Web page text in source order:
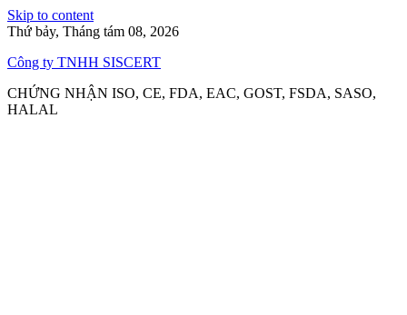
Skip to content
Thứ bảy, Tháng tám 08, 2026
Công ty TNHH SISCERT
CHỨNG NHẬN ISO, CE, FDA, EAC, GOST, FSDA, SASO,
HALAL